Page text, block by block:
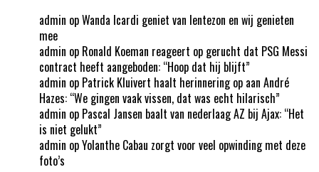
admin opWanda Icardi geniet van lentezon en wij genieten
mee
admin op Ronald Koeman reageert op gerucht dat PSG Messi
contract heeft aangeboden: “Hoop dat hij blijft”
admin op Patrick Kluivert haalt herinnering op aan André
Hazes: “We gingen vaak vissen, dat was echt hilarisch”
admin op Pascal Jansen baalt van nederlaag AZ bij Ajax: “Het
is niet gelukt”
admin opYolanthe Cabau zorgt voor veel opwinding met deze
foto’s